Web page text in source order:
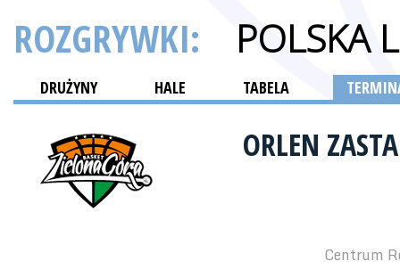
ROZGRYWKI: POLSKA
DRUŻYNY HALE TABELA
ORLEN
Centrum